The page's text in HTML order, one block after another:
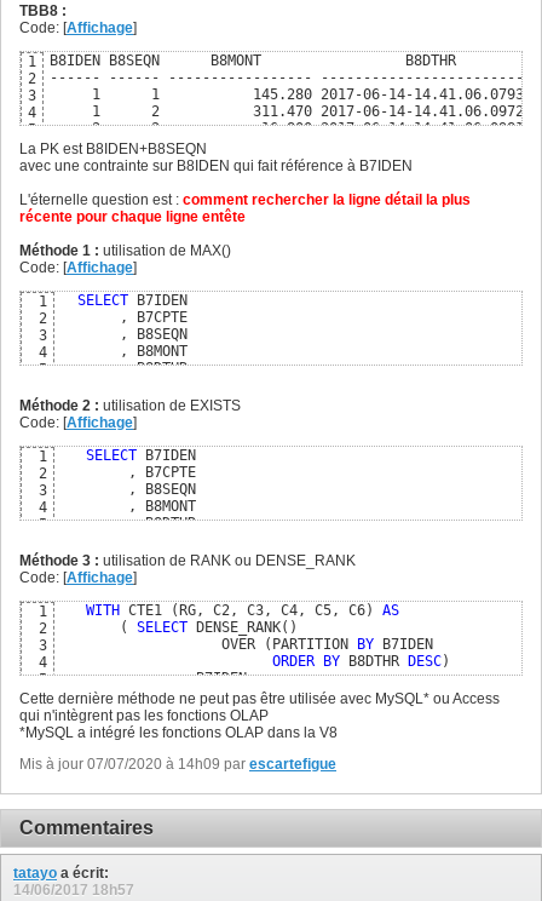
TBB8 :
Code: [Affichage]
1
2
3
4
5
6
7
9
B8IDEN B8SEQN      B8MONT                 B8DTHR
------ ------ ----------------- --------------------------
     1      1           145.280 2017-06-14-14.41.06.079306
     1      2           311.470 2017-06-14-14.41.06.097249
     2      2           -16.800 2017-06-14-14.41.06.098156
     2      1            33.210 2017-06-14-14.41.06.098746
     2      3            -5.100 2017-06-14-14.41.06.099171
     4      2           155.250 2017-06-14-14.41.06.103170
     4      3           800.400 2017-06-14-14.41.06.103651
La PK est B8IDEN+B8SEQN
avec une contrainte sur B8IDEN qui fait référence à B7IDEN
L'éternelle question est : comment rechercher la ligne détail la plus
récente pour chaque ligne entête
Méthode 1 : utilisation de MAX()
Code: [Affichage]
1
2
3
4
5
7
8
10
11
12
13
SELECT B7IDEN
       , B7CPTE
       , B8SEQN
       , B8MONT
       , B8DTHR
INNER JOIN TBB8  B8
ON
  B8IDEN = B7IDEN
WHERE B8DTHR =
(SELECT MAX(B8DTHR)
FROM TBB8 S8
WHERE S8.B8IDEN = B8.B8IDEN
Méthode 2 : utilisation de EXISTS
Code: [Affichage]
1
2
3
4
5
7
8
10
11
12
13
14
SELECT B7IDEN
        , B7CPTE
        , B8SEQN
        , B8MONT
        , B8DTHR
INNER JOIN TBB8  B8
ON
  B8IDEN = B7IDEN
WHERE
(SELECT 1
FROM TBB8 S8
S8.B8IDEN = B8.B8IDEN
S8.B8DTHR > B8.B8DTHR)
   ;
Méthode 3 : utilisation de RANK ou DENSE_RANK
Code: [Affichage]
1
2
3
4
5
6
7
8
10
12
13
14
15
16
WITH CTE1 (RG, C2, C3, C4, C5, C6)
AS
(
SELECT DENSE_RANK( )
                   OVER
( PARTITION BY B7IDEN
ORDER BY B8DTHR DESC)
              , B7IDEN
              , B7CPTE
              , B8SEQN
              , B8MONT
              , B8DTHR
FROM TBB7
ON
  B8IDEN = B7IDEN
)
SELECT C2, C3, C4, C5, C6
FROM CTE1
WHERE RG=1
   ;
Cette dernière méthode ne peut pas être utilisée avec MySQL* ou Access
qui n'intègrent pas les fonctions OLAP
*MySQL a intégré les fonctions OLAP dans la V8
Mis à jour 07/07/2020 à 14h09 par escartefigue
Commentaires
tatayo a écrit:
14/06/2017 18h57